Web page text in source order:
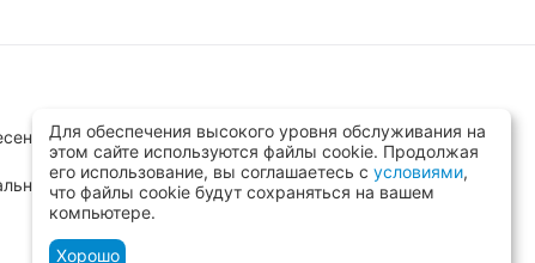
ул.Заводская д.8 стр.1
Для обеспечения высокого уровня обслуживания на
этом сайте используются файлы cookie. Продолжая
его использование, вы соглашаетесь с условиями,
что файлы cookie будут сохраняться на вашем
компьютере.
Хорошо